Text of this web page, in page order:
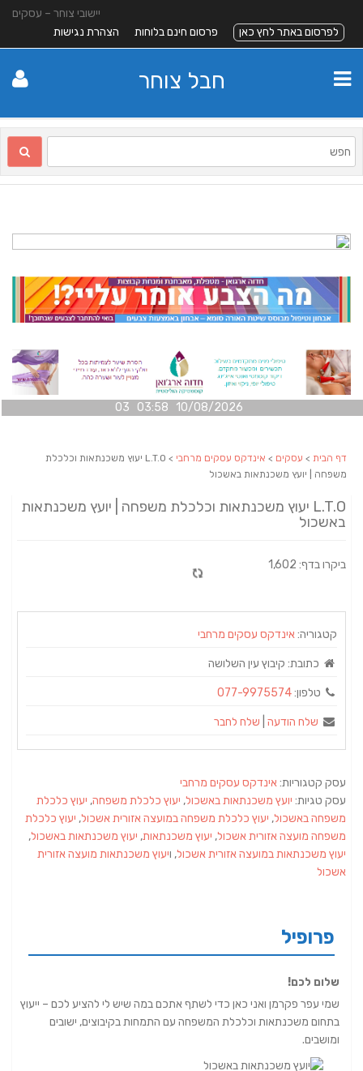
יישובי צוחר – עסקים
לפרסום באתר לחץ כאן
פרסום חינם בלוחות הצהרת נגישות
חבל צוחר
10/08/2026 03:58 03
דף הבית > עסקים > אינדקס עסקים מרחבי
> L.T.O יעוץ משכנתאות וכלכלת
משפחה | יועץ משכנתאות באשכול
L.T.O יעוץ משכנתאות וכלכלת משפחה | יועץ משכנתאות
באשכול
ביקרו בדף: 1,602
קטגוריה:אינדקס עסקים מרחבי
כתובת: קיבוץ עין השלושה
טלפון:077-9975574
שלח הודעה שלח לחבר
עסק קטגוריות:אינדקס עסקים מרחבי
עסק טגיות: יועץ משכנתאות באשכול, יעוץ כלכלת משפחה, יעוץ כלכלת
משפחה באשכול, יעוץ כלכלת משפחה במועצה אזורית אשכול, יעוץ כלכלת
משפחה מועצה אזורית אשכול, יעוץ משכנתאות, יעוץ משכנתאות באשכול,
יעוץ משכנתאות במועצה אזורית אשכול, ויעוץ משכנתאות מועצה אזורית
אשכול
פרופיל
שלום לכם!
שמי עפר פקרמן ואני כאן כדי לשתף אתכם במה שיש לי להציע לכם – ייעוץ
בתחום משכנתאות וכלכלת המשפחה עם התמחות בקיבוצים, ישובים
ומושבים.